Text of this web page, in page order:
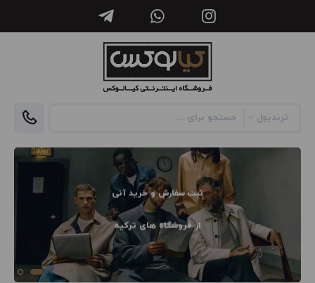
ثبت سفارش و خرید آنی
از فروشگاه های ترکیه